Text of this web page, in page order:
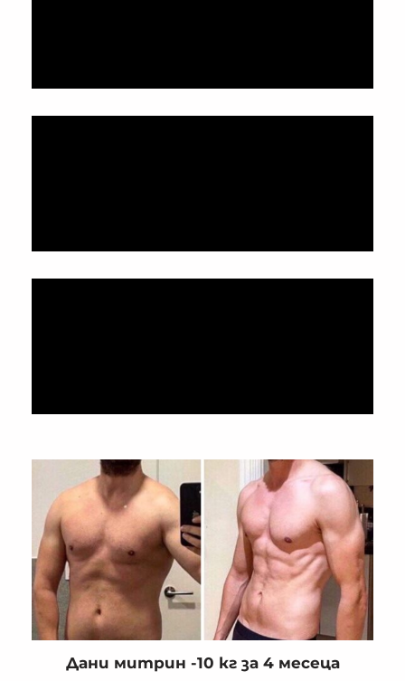
Дани митрин -10 кг за 4 месеца